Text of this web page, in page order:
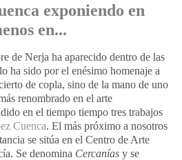
exponiendo en
en...
de Nerja ha aparecido dentro de las
ha sido por el enésimo homenaje a
de copla, sino de la mano de uno
renombrado en el arte
en el tiempo tiempo tres trabajos
Cuenca. El más próximo a nosotros
se sitúa en el Centro de Arte
Se denomina Cercanías y se